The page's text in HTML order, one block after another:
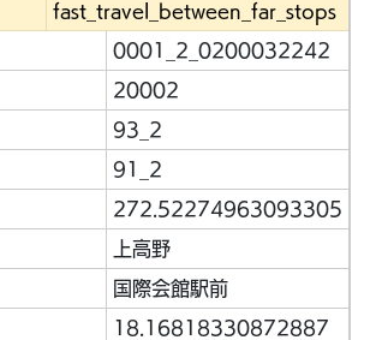
fast_travel_between_far_stops
0001_2_0200032242
20002
93_2
91_2
272.52274963093305
上高野
国際会館駅前
18.16818330872887